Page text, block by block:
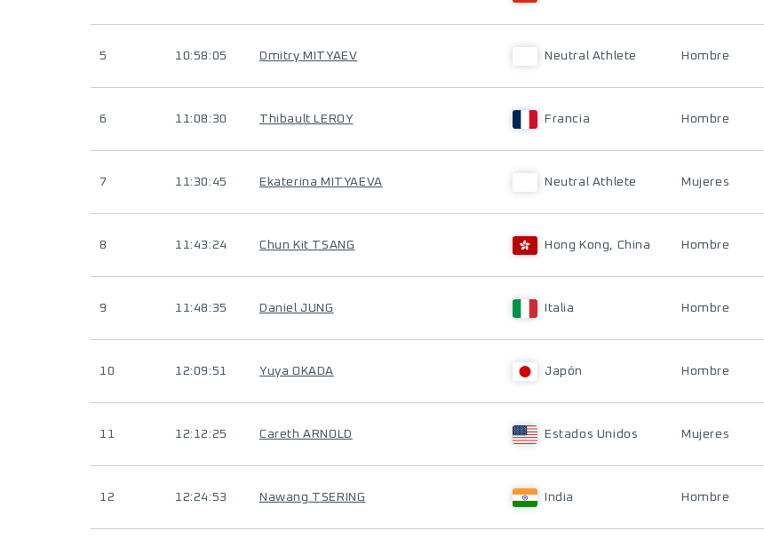
5 10:58:05 Dmitry MITYAEV Neutral Athlete Hombre
6 11:08:30 Thibault LEROY Francia Hombre
7 11:30:45 Ekaterina MITYAEVA Neutral Athlete Mujeres
8 11:43:24 Chun Kit TSANG Hong Kong, China Hombre
9 11:48:35 Daniel JUNG Italia Hombre
10 12:09:51 Yuya OKADA Japón Hombre
11 12:12:25 Careth ARNOLD Estados Unidos Mujeres
12 12:24:53 Nawang TSERING India Hombre